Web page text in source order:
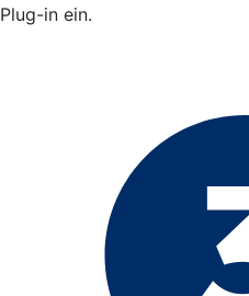
Plug-in ein.